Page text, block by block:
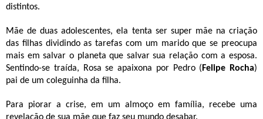
distintos.
Mãe de duas adolescentes, ela tenta ser super mãe na criação
das filhas dividindo as tarefas com um marido que se preocupa
mais em salvar o planeta que salvar sua relação com a esposa.
Sentindo-se traída, Rosa se apaixona por Pedro ( Felipe Rocha)
pai de um coleguinha da filha.
Para piorar a crise, em um almoço em família, recebe uma
revelação de sua mãe que faz seu mundo desabar.